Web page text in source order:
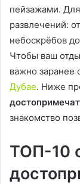
пейзажами.
развлечений:
небоскрёбов
Чтобы ваш
важно заранее
Дубае. Ниже
знакомство
ТОП-10